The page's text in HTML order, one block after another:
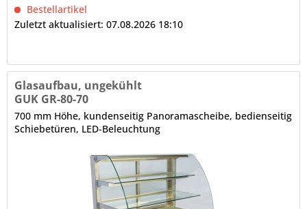
Bestellartikel
Zuletzt aktualisiert: 07.08.2026 18:10
Glasaufbau, ungekühlt
GUK GR-80-70
700 mm Höhe, kundenseitig Panoramascheibe, bedienseitig
Schiebetüren, LED-Beleuchtung